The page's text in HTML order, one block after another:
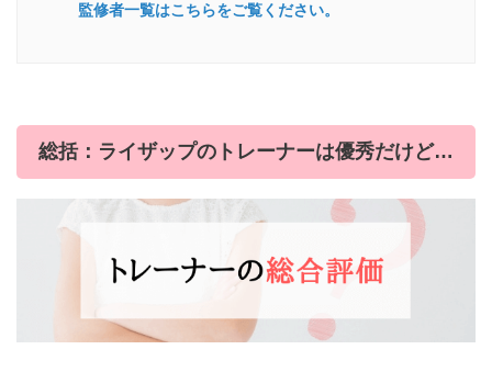
監修者一覧はこちらをご覧ください。
総括：ライザップのトレーナーは優秀だけど…